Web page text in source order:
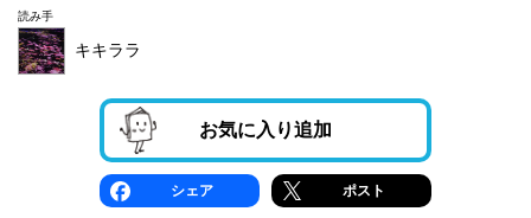
読み手
キキララ
お気に入り追加
シェア ポスト